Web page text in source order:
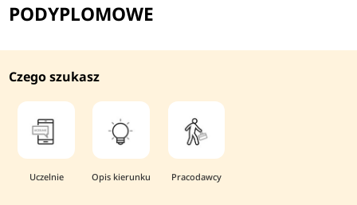
PODYPLOMOWE
Czego szukasz
Uczelnie Opis kierunku Pracodawcy